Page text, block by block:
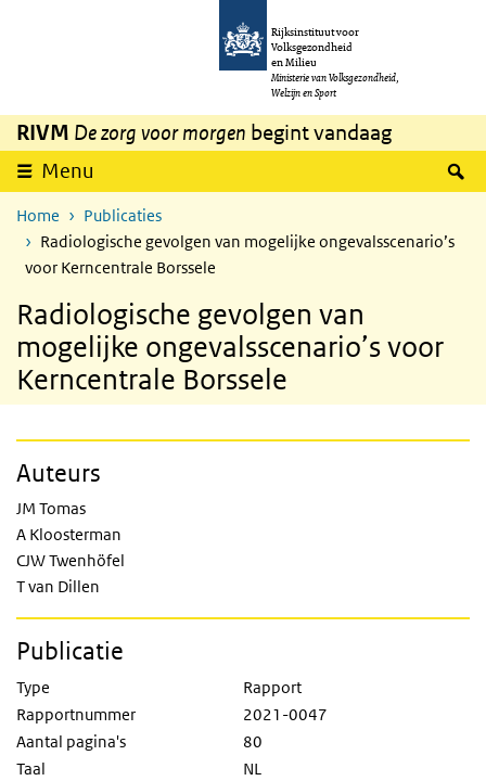
Overslaan en naar de inhoud gaan
Rijksinstituut voor
Volksgezondheid
en Milieu
Ministerie van Volksgezondheid,
Welzijn en Sport
RIVM De zorg voor morgen begint vandaag
Menu
Home
Publicaties
Radiologische gevolgen van mogelijke ongevalsscenario’s
voor Kerncentrale Borssele
Radiologische gevolgen van
mogelijke ongevalsscenario’s voor
Kerncentrale Borssele
Auteurs
JM Tomas
A Kloosterman
CJW Twenhöfel
T van Dillen
Publicatie
Type
Rapport
Rapportnummer
2021-0047
Aantal pagina's
80
Taal
NL